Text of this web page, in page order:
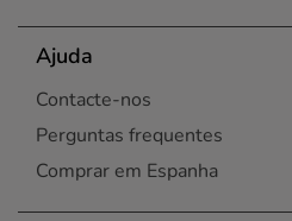
Ajuda
Contacte-nos
Perguntas frequentes
Comprar em Espanha